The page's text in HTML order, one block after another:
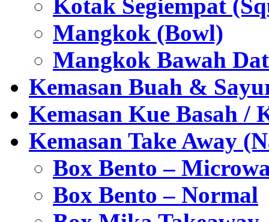
Kotak Segiempat
Mangkok (Bowl)
Mangkok Bawah
Kemasan Buah &
Kemasan Kue Basah /
Kemasan Take Away
Box Bento –
Box Bento – Normal